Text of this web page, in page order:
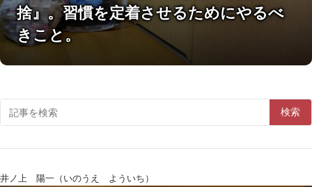
捨』。習慣を定着させるためにやるべ
きこと。
検索
井ノ上 陽一（いのうえ よういち）